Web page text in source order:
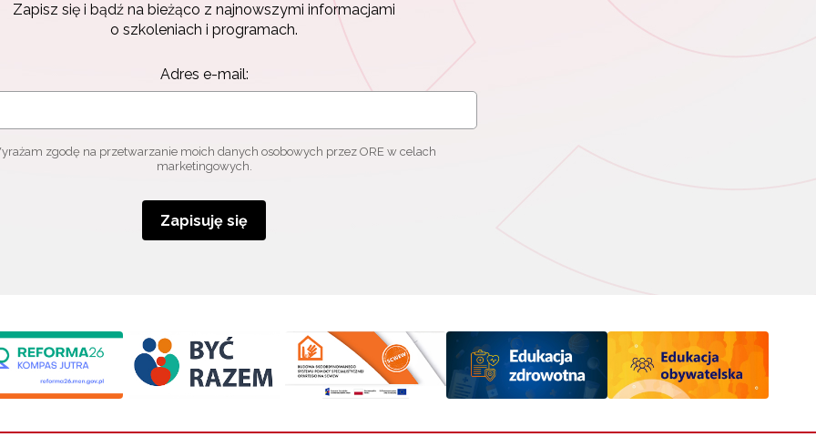
Zapisz się i bądź na bieżąco z najnowszymi informacjami
o szkoleniach i programach.
Adres e-mail:
zgodę na przetwarzanie moich danych osobowych przez ORE w celach
marketingowych.
Zapisuję się